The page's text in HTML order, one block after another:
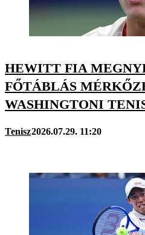
HEWITT FIA
FŐTÁBLÁS
WASHINGTONI
Tenisz2026.07.29. 11:20